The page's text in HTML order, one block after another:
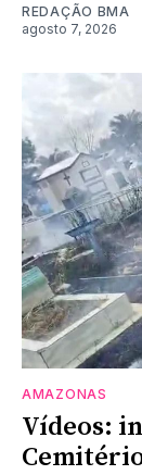
REDAÇÃO BMA
agosto 7, 2026
AMAZONAS
Vídeos: